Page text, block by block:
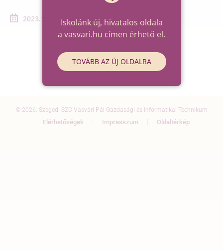
2023.11.10. - 2023.11.10.
© 2026. Szegedi SZC Vasvári Pál Gazdasági és Informatikai Technikum
Elérhetőségek Impresszum Oldaltérkép
Iskolánk új, hivatalos oldala
a vasvari.hu címen érhető el.
TOVÁBB AZ ÚJ OLDALRA